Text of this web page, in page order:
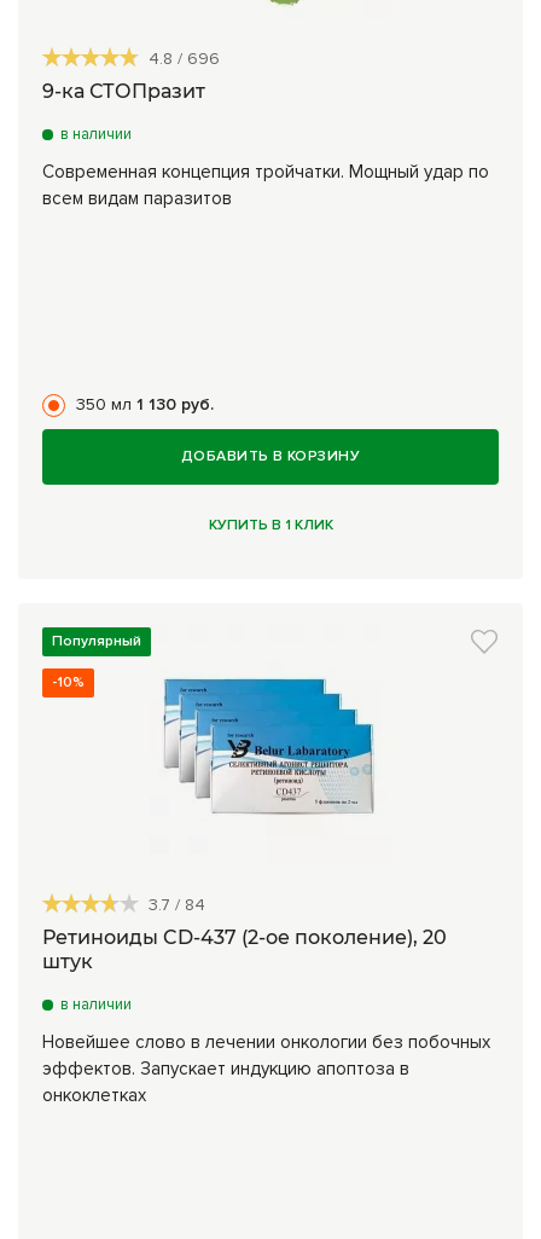
Урбеч
Травяной чай
Специи
Средства личной гигиены
Приборы лечебные
4.8 / 696
9-ка СТОПразит
в наличии
Современная концепция тройчатки. Мощный удар по
всем видам паразитов
350 мл 1 130 руб.
ДОБАВИТЬ В КОРЗИНУ
КУПИТЬ В 1 КЛИК
Популярный
-10%
3.7 / 84
Ретиноиды CD-437 (2-ое поколение), 20
штук
в наличии
Новейшее слово в лечении онкологии без побочных
эффектов. Запускает индукцию апоптоза в
онкоклетках